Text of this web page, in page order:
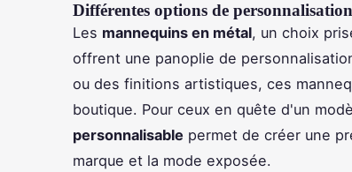
Différentes options de
Les mannequins en métal, un choix
offrent une panoplie de
ou des finitions artistiques, ces
boutique. Pour ceux en quête d'un
personnalisable permet de créer une
marque et la mode exposée.